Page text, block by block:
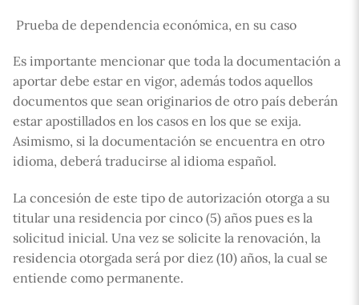
 Prueba de dependencia económica, en su caso
Es importante mencionar que toda la documentación a
aportar debe estar en vigor, además todos aquellos
documentos que sean originarios de otro país deberán
estar apostillados en los casos en los que se exija.
Asimismo, si la documentación se encuentra en otro
idioma, deberá traducirse al idioma español.
La concesión de este tipo de autorización otorga a su
titular una residencia por cinco (5) años pues es la
solicitud inicial. Una vez se solicite la renovación, la
residencia otorgada será por diez (10) años, la cual se
entiende como permanente.